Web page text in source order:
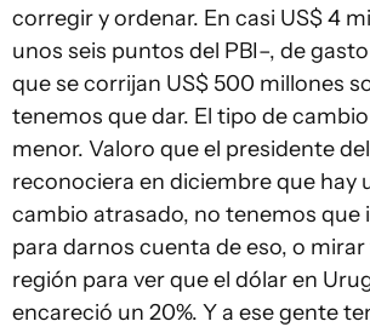
corregir y ordenar. En casi US$ 4
unos seis puntos del PBI–, de
que se corrijan US$ 500 millones
tenemos que dar. El tipo de
menor. Valoro que el presidente
reconociera en diciembre que hay
cambio atrasado, no tenemos que
para darnos cuenta de eso, o mirar
región para ver que el dólar en
encareció un 20%. Y a ese gente